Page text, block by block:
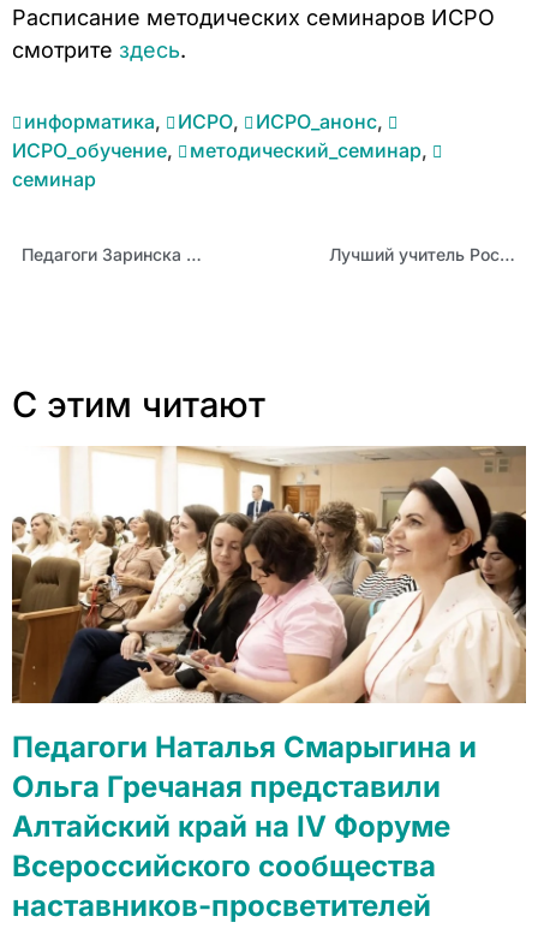
Расписание методических семинаров ИСРО
смотрите здесь.
информатика, ИСРО, ИСРО_анонс,
ИСРО_обучение, методический_семинар,
семинар
Педагоги Заринска обучились оказанию первой помощи Лучший учитель России: Наталия Останина
С этим читают
Педагоги Наталья Смарыгина и
Ольга Гречаная представили
Алтайский край на IV Форуме
Всероссийского сообщества
наставников-просветителей